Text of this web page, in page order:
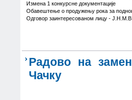
Измена 1 конкурсне документације
Обавештење о продужењу рока за
Одговор заинтересованом лицу -
Радово на
Чачку